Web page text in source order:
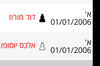
01/ דוד מורוז 1
01/ אלכס יוסופוב 0